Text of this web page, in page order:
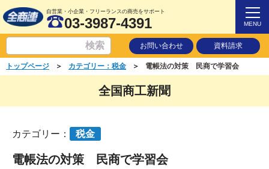
自営業・小企業・フリーランスの商売をサポート
03-3987-4391 MENU
お問い合わせ 資料請求
トップページ ＞ カテゴリー：税金 ＞ 電帳法の対策 民商で学習会
全国商工新聞
カテゴリー： 税金
電帳法の対策 民商で学習会